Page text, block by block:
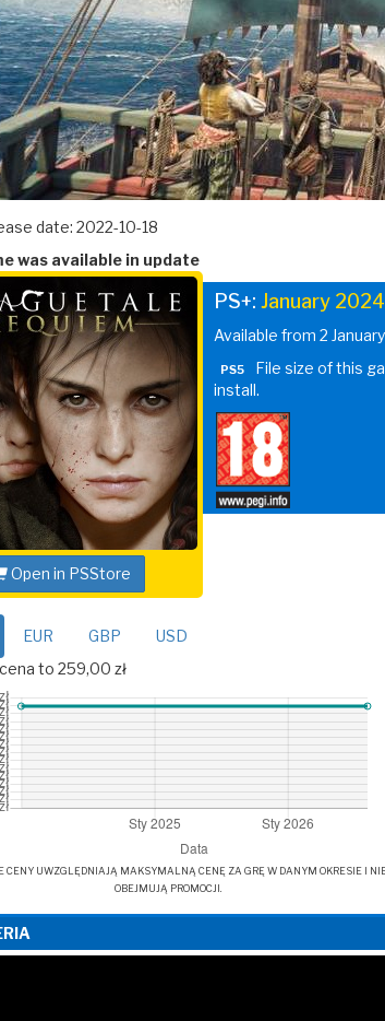
date: 2022-10-18
was available in update
Open in PSStore
PS+: January 2024
Available from 2
PS5 File size of this
install.
EUR GBP
USD
to 259,00 zł
CENY UWZGLĘDNIAJĄ MAKSYMALNĄ CENĘ ZA GRĘ W DANYM OKRESIE I
OBEJMUJĄ PROMOCJI.